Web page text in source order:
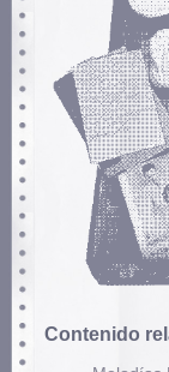
Contenido